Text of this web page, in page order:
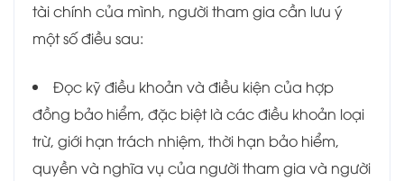
tài chính của mình, người tham gia cần lưu ý
một số điều sau:
Đọc kỹ điều khoản và điều kiện của hợp
đồng bảo hiểm, đặc biệt là các điều khoản loại
trừ, giới hạn trách nhiệm, thời hạn bảo hiểm,
quyền và nghĩa vụ của người tham gia và người